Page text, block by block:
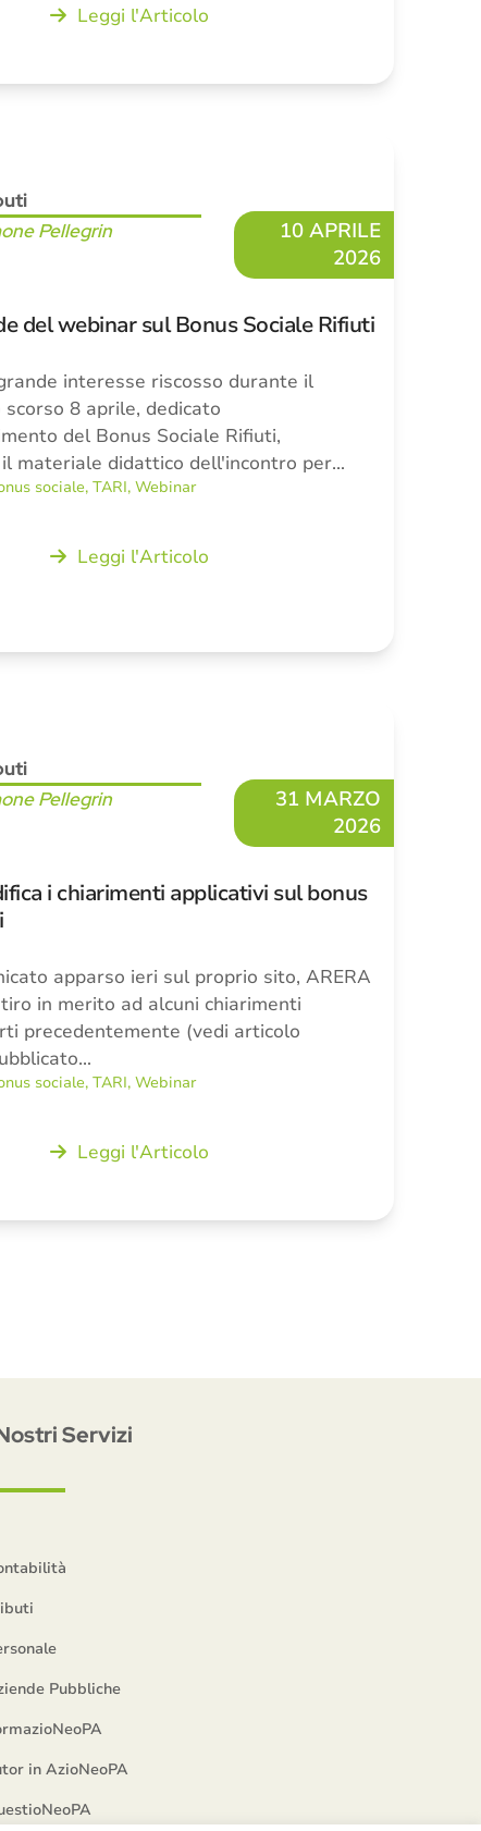
Leggi l'Articolo
Pellegrin
10 APRILE
2026
del webinar sul Bonus Sociale Rifiuti
interesse riscosso durante il
8 aprile, dedicato
del Bonus Sociale Rifiuti,
materiale didattico dell'incontro per…
sociale, TARI, Webinar
Leggi l'Articolo
Pellegrin
31 MARZO
2026
i chiarimenti applicativi sul bonus
apparso ieri sul proprio sito, ARERA
in merito ad alcuni chiarimenti
precedentemente (vedi articolo
sociale, TARI, Webinar
Leggi l'Articolo
Servizi
Pubbliche
in AzioNeoPA